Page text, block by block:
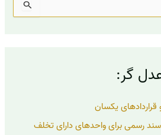
گر:
یکسان
سند رسمی برای واحدهای دارای تخلف